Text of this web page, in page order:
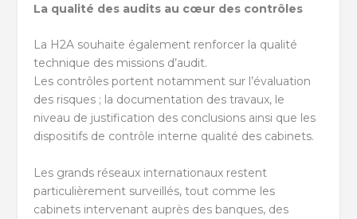
La qualité des audits au cœur des contrôles
La H2A souhaite également renforcer la qualité
technique des missions d’audit.
Les contrôles portent notamment sur l’évaluation
des risques ; la documentation des travaux, le
niveau de justification des conclusions ainsi que les
dispositifs de contrôle interne qualité des cabinets.
Les grands réseaux internationaux restent
particulièrement surveillés, tout comme les
cabinets intervenant auprès des banques, des